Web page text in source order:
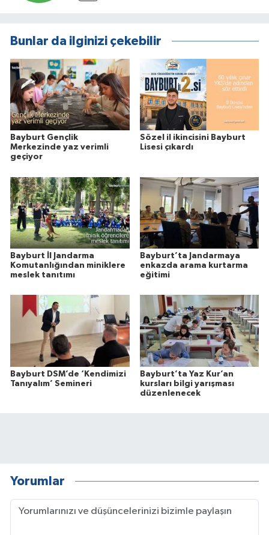
Bunlar da ilginizi çekebilir
Bayburt Gençlik
Merkezinde yaz verimli
geçiyor
Sözel il ikincisini Bayburt
Lisesi çıkardı
Bayburt İl Jandarma
Komutanlığından miniklere
meslek tanıtımı
Bayburt’ta Jandarmaya
enkazda arama kurtarma
eğitimi
Bayburt DSM’de ‘Kendimizi
Tanıyalım’ Semineri
Bayburt’ta Yaz Kur’an
kursları bilgi yarışması
düzenlenecek
Yorumlar